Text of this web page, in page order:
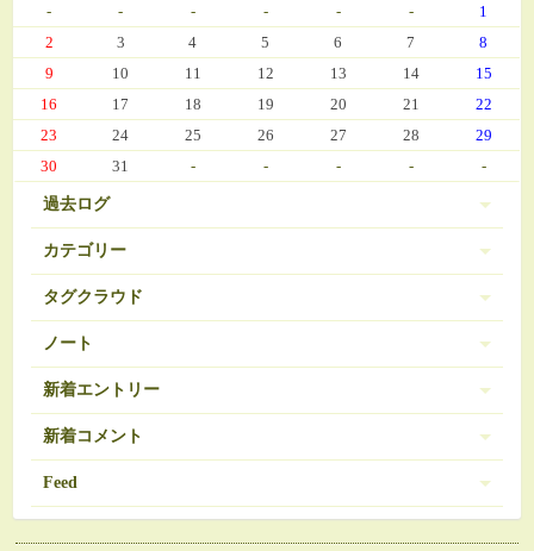
- - - - - -
1
2
3 4 5 6 7
8
9
10 11 12 13 14
15
16
17 18 19 20 21
22
23
24 25 26 27 28
29
30
31 - - - - -
過去ログ
カテゴリー
伊豆 (303)
日常 (560)
娘の成長 (669)
ゲーム (342)
ガーデニング (39)
タグクラウド
BRAVELY DEFAULT
SDガンダム お弁当
お気に入り（私）
アーマードコア 12 エランシア 9
オンラインゲーム 508 ガンダム 24
ノート
ノートは登録されていません。
新着エントリー
javascript 再勉強中
ベータガンダムは伊達じゃない
新着コメント
Re:エランシア DSH版SS
2026/06/18 from 承認待ち
Feed